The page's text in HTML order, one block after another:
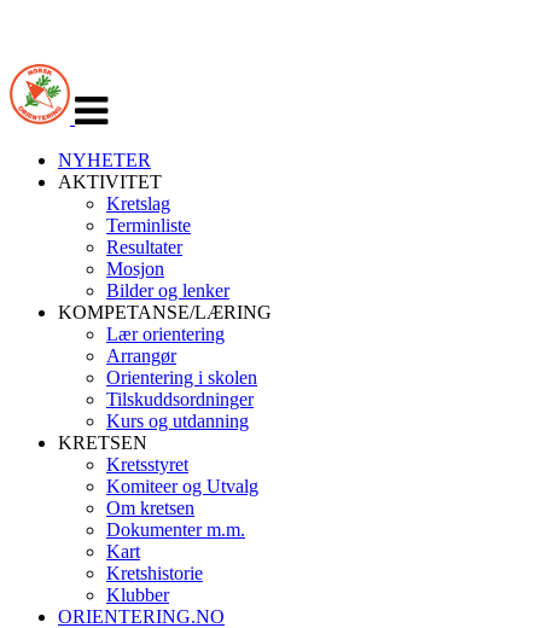
navigasjon
NYHETER
AKTIVITET
Kretslag
Terminliste
Resultater
Mosjon
Bilder og lenker
KOMPETANSE/LÆRING
Lær orientering
Arrangør
Orientering i skolen
Tilskuddsordninger
Kurs og utdanning
KRETSEN
Kretsstyret
Komiteer og Utvalg
Om kretsen
Dokumenter m.m.
Kart
Kretshistorie
Klubber
ORIENTERING.NO